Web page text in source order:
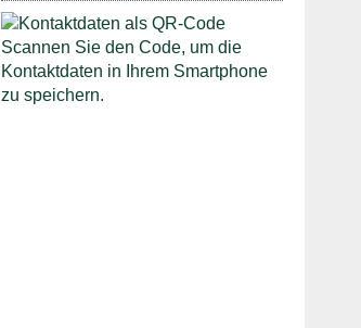
Scannen Sie den Code, um die
Kontaktdaten in Ihrem Smartphone
zu speichern.